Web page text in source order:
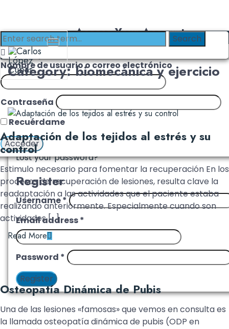
Access Your Account
Login
Username or email address*
Password*
Remember me Log in
Lost your password?
Register
Username*
Email address*
Password *
Register
Login with Clinika
Nombre de usuario o correo electrónico
Contraseña
Recuérdame
Category: biomecánica y ejercicio
Adaptación de los tejidos al estrés y su
control
Estimulo necesario para fomentar la recuperación En los
procesos de recuperación de lesiones, resulta clave la
readaptación a las actividades que el paciente estaba
realizando anteriormente. Especialmente cuando son
actividades […]
Read More
Osteopatía Dinámica de Pubis
Una de las lesiones «famosas» que vemos en consulta es
la llamada osteopatía dinámica de pubis (ODP en